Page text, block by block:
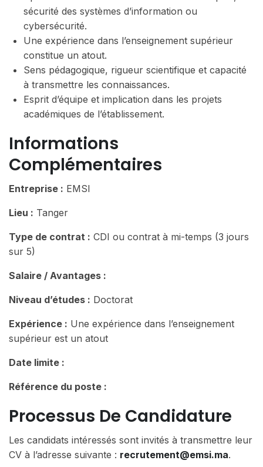
sécurité des systèmes d’information ou
cybersécurité.
Une expérience dans l’enseignement supérieur
constitue un atout.
Sens pédagogique, rigueur scientifique et capacité
à transmettre les connaissances.
Esprit d’équipe et implication dans les projets
académiques de l’établissement.
Informations
Complémentaires
Entreprise : EMSI
Lieu : Tanger
Type de contrat : CDI ou contrat à mi-temps (3 jours
sur 5)
Salaire / Avantages :
Niveau d’études : Doctorat
Expérience : Une expérience dans l’enseignement
supérieur est un atout
Date limite :
Référence du poste :
Processus De Candidature
Les candidats intéressés sont invités à transmettre leur
CV à l’adresse suivante : recrutement@emsi.ma.